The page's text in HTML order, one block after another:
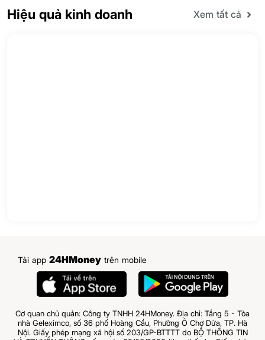
Hiệu quả kinh doanh Xem tất cả
Tải app 24HMoney trên mobile
Cơ quan chủ quản: Công ty TNHH 24HMoney. Địa chỉ: Tầng 5 - Tòa
nhà Geleximco, số 36 phố Hoàng Cầu, Phường Ô Chợ Dừa, TP. Hà
Nội. Giấy phép mạng xã hội số 203/GP-BTTTT do BỘ THÔNG TIN